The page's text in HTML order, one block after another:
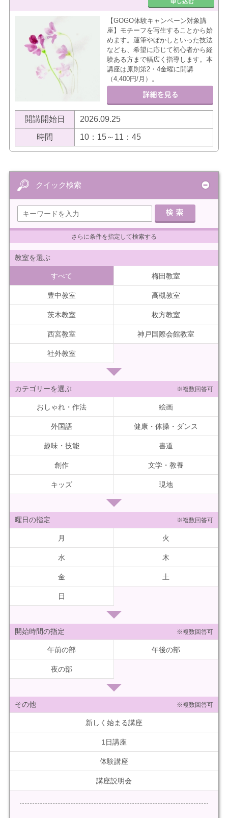
【GOGO体験キャンペーン対象講
座】モチーフを写生することから始
めます。運筆やぼかしといった技法
なども、希望に応じて初心者から経
験ある方まで幅広く指導します。本
講座は原則第2・4金曜に開講
（4,400円/月）。
開講開始日 2026.09.25
時間 10：15～11：45
クイック検索
さらに条件を指定して検索する
教室を選ぶ
すべて 梅田教室
豊中教室 高槻教室
茨木教室 枚方教室
西宮教室 神戸国際会館教室
社外教室
カテゴリーを選ぶ ※複数回答可
おしゃれ・作法 絵画
外国語 健康・体操・ダンス
趣味・技能 書道
創作 文学・教養
キッズ 現地
曜日の指定 ※複数回答可
月 火
水 木
金 土
日
開始時間の指定 ※複数回答可
午前の部 午後の部
夜の部
その他 ※複数回答可
新しく始まる講座
1日講座
体験講座
講座説明会